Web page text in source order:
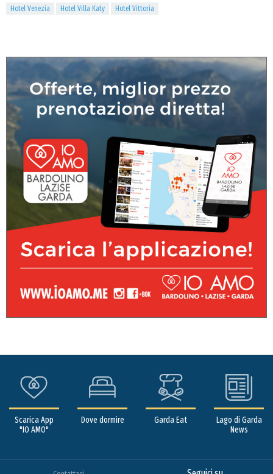
Hotel Venezia
Hotel Villa Katy Hotel Vittoria
Scarica App
"IO AMO"
Dove dormire Garda Eat
Lago di Garda
News